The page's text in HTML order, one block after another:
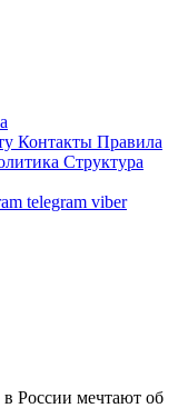
Контакты Правила
Структура
telegram viber
России мечтают об